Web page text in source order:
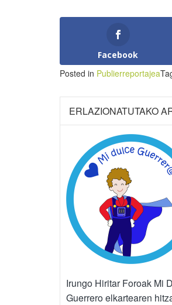
Facebook
Posted in Publierreportajea
ERLAZIONATUTAKO
Irungo Hiritar Foroak Mi
Guerrero elkartearen